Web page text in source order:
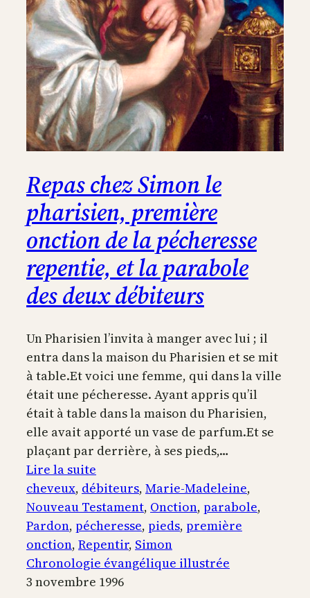
Repas chez Simon le
pharisien, première
onction de la pécheresse
repentie, et la parabole
des deux débiteurs
Un Pharisien l’invita à manger avec lui ; il
entra dans la maison du Pharisien et se mit
à table.Et voici une femme, qui dans la ville
était une pécheresse. Ayant appris qu’il
était à table dans la maison du Pharisien,
elle avait apporté un vase de parfum.Et se
plaçant par derrière, à ses pieds,…
Lire la suite
Repas
chez
Simon
le
pharisien,
première
cheveux, débiteurs, Marie-Madeleine
Nouveau Testament, Onction, parabole
Pardon, pécheresse, pieds, première
onction, Repentir, Simon
Chronologie évangélique illustrée
3 novembre 1996